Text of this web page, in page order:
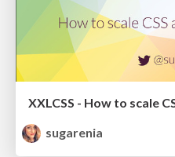
XXLCSS - How to scale
sugarenia